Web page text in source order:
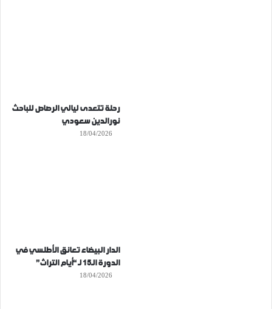
رحلة تتعدى ليالي الرصاص للباحث
نورالدين سعودي
18/04/2026
الدار البيضاء تعانق الأطلسي في
الدورة الـ15 لـ “أيام التراث”
18/04/2026